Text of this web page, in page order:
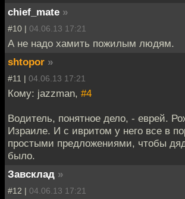
chief_mate »
#10 | 04.06.13 17:21
А не надо хамить пожилым людям.
shtopor »
#11 | 04.06.13 17:21
Кому: jazzman, #4
Водитель, понятное дело, - еврей.
Израиле. И с ивритом у него все в
простыми предложениями, чтобы
было.
Завсклад »
#12 | 04.06.13 17:21